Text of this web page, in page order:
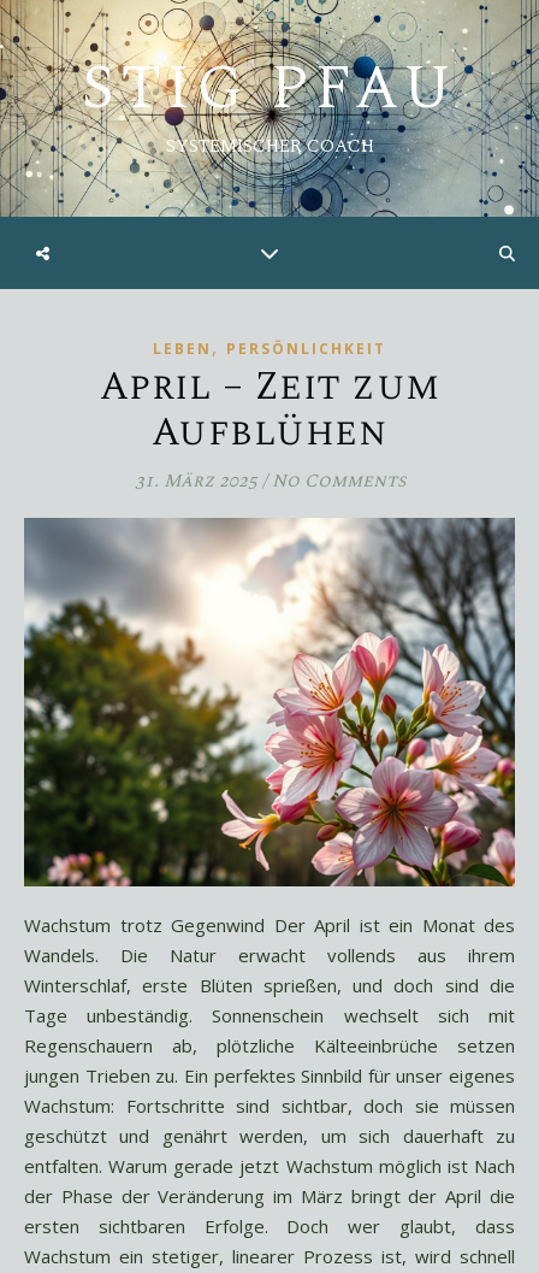
STIG PFAU
SYSTEMISCHER COACH
LEBEN , PERSÖNLICHKEIT
April – Zeit zum
Aufblühen
31. März 2025/ No Comments
Wachstum trotz Gegenwind Der April ist ein Monat des
Wandels. Die Natur erwacht vollends aus ihrem
Winterschlaf, erste Blüten sprießen, und doch sind die
Tage unbeständig. Sonnenschein wechselt sich mit
Regenschauern ab, plötzliche Kälteeinbrüche setzen
jungen Trieben zu. Ein perfektes Sinnbild für unser eigenes
Wachstum: Fortschritte sind sichtbar, doch sie müssen
geschützt und genährt werden, um sich dauerhaft zu
entfalten. Warum gerade jetzt Wachstum möglich ist Nach
der Phase der Veränderung im März bringt der April die
ersten sichtbaren Erfolge. Doch wer glaubt, dass
Wachstum ein stetiger, linearer Prozess ist, wird schnell